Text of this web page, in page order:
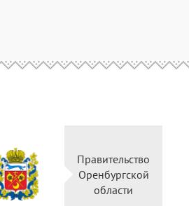
Правительство
Оренбургской
области